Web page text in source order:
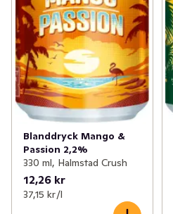
Blanddryck Mango &
Passion 2,2%
330 ml, Halmstad Crush
12,26 kr
37,15 kr /l